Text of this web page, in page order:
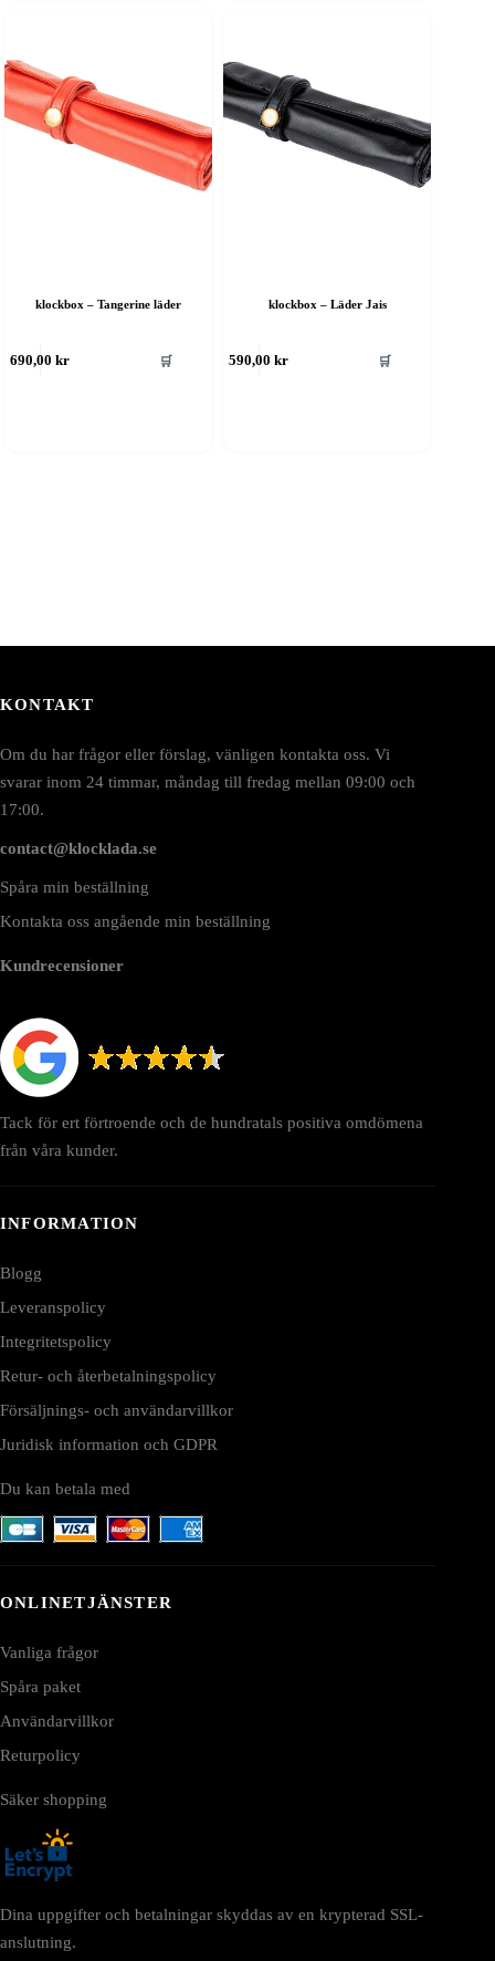
klockbox – Tangerine läder
690,00kr 🛒
klockbox – Läder Jais
590,00kr 🛒
KONTAKT
Om du har frågor eller förslag, vänligen kontakta oss. Vi
svarar inom 24 timmar, måndag till fredag mellan 09:00 och
17:00.
contact@klocklada.se
Spåra min beställning
Kontakta oss angående min beställning
Kundrecensioner
Tack för ert förtroende och de hundratals positiva omdömena
från våra kunder.
INFORMATION
Blogg
Leveranspolicy
Integritetspolicy
Retur- och återbetalningspolicy
Försäljnings- och användarvillkor
Juridisk information och GDPR
Du kan betala med
ONLINETJÄNSTER
Vanliga frågor
Spåra paket
Användarvillkor
Returpolicy
Säker shopping
Dina uppgifter och betalningar skyddas av en krypterad SSL-
anslutning.